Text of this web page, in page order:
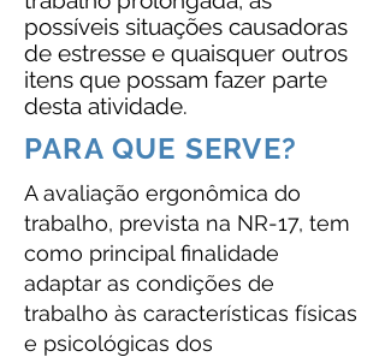
possíveis situações causadoras
de estresse e quaisquer outros
itens que possam fazer parte
desta atividade.
PARA QUE SERVE?
A avaliação ergonômica do
trabalho, prevista na NR-17, tem
como principal finalidade
adaptar as condições de
trabalho às características físicas
e psicológicas dos